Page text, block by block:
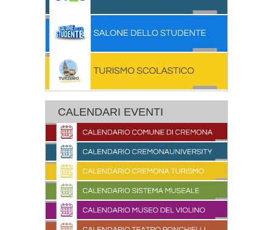
CALENDARI EVENTI